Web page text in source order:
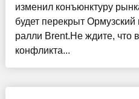
изменил конъюнктуру
будет перекрыт
ралли Brent.Не ждите, что
конфликта...